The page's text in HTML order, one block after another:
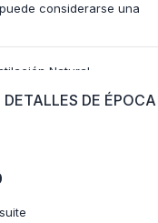
frutales
a leña y Split
considerarse una
Natural
DE ÉPOCA